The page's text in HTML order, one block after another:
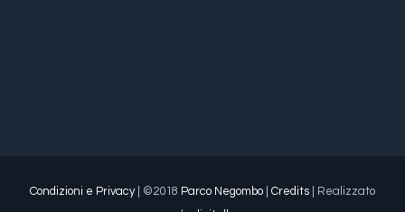
Condizioni e Privacy| ©2018 Parco Negombo Credits | Realizzato